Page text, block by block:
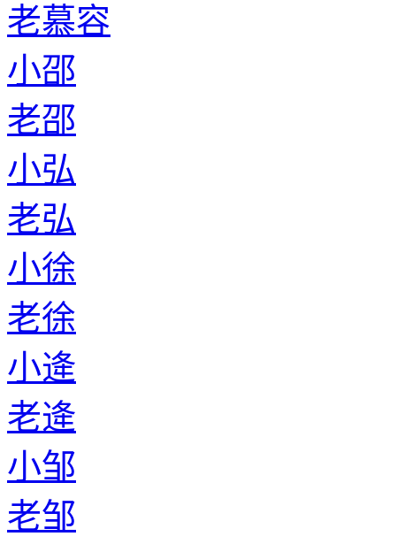
老慕容
小邵
老邵
小弘
老弘
小徐
老徐
小逄
老逄
小邹
老邹